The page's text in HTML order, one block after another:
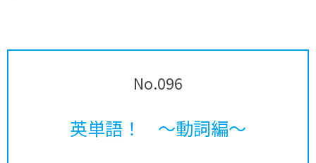
No.096
英単語！ ～動詞編～